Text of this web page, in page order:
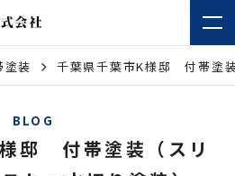
塗装 千葉県千葉市K様邸 付帯塗
BLOG
邸 付帯塗装（スリ